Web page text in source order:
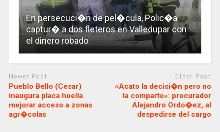
En persecuci�n de pel�cula, Polic�a
captur� a dos fleteros en Valledupar con
el dinero robado
Newer Post
Pueblo Bello (Cesar)
inaugura placa huella
mejorar acceso a zonas
agr�colas
Older Post
«Acato la decisi�n pero no
la comparto»: procurador
Alejandro Ordo�ez, al
despedirse del cargo